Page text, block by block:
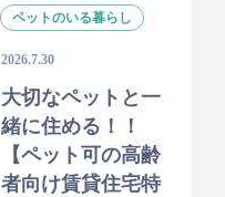
ペットのいる暮らし
2026.7.30
大切なペットと一
緒に住める！！
【ペット可の高齢
者向け賃貸住宅特